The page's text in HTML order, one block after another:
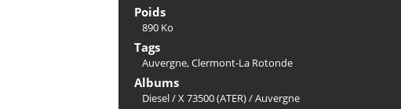
Poids
890 Ko
Tags
Auvergne,Clermont-La Rotonde
Albums
Diesel/X 73500 (ATER)/Auvergne